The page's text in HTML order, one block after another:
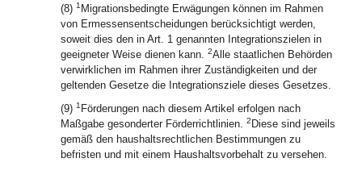
(8) 1 Migrationsbedingte Erwägungen können im Rahmen
von Ermessensentscheidungen berücksichtigt werden,
soweit dies den in Art. 1 genannten Integrationszielen in
geeigneter Weise dienen kann. 2Alle staatlichen Behörden
verwirklichen im Rahmen ihrer Zuständigkeiten und der
geltenden Gesetze die Integrationsziele dieses Gesetzes.
(9) 1 Förderungen nach diesem Artikel erfolgen nach
Maßgabe gesonderter Förderrichtlinien. 2 Diese sind jeweils
gemäß den haushaltsrechtlichen Bestimmungen zu
befristen und mit einem Haushaltsvorbehalt zu versehen.